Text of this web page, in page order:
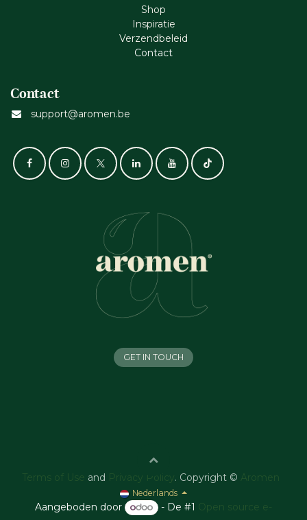
Shop
Inspiratie
Verzendbeleid
Cont​act
Contact
support@aromen.be
GET IN TOUCH
Terms of Use and Privacy Policy . Copyright © Aromen
Nederlands
Aangeboden door - De #1 Open source e-